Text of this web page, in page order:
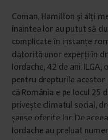
Coman, Hamilton și alți
înaintea lor au putut să
complicate în instanțe
datorită unor experți în
Iordache, 42 de ani.
pentru drepturile acestor
că România e pe locul 25
privește climatul social,
șanse oferite lor. De
Iordache au preluat